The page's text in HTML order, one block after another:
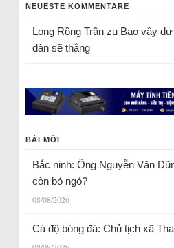
NEUESTE KOMMENTARE
Long Rồng Trầnzu Bao vây
dân sẽ thắng
BÀI MỚI
Bắc ninh: Ông Nguyễn Văn
còn bỏ ngỏ?
08/08/2026
Cá độ bóng đá: Chủ tịch xã